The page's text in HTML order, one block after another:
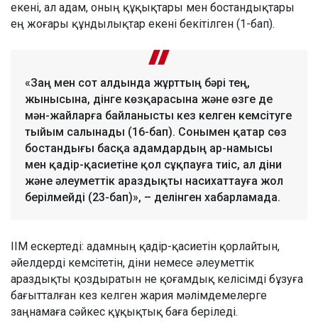
екені, ал адам, оның құқықтары мен бостандықтары
ең жоғары құндылықтар екені бекітілген (1-бап).
«Заң мен сот алдында жұрттың бәрі тең,
жынысына, дінге көзқарасына және өзге де
мән-жайларға байланысты кез келген кемсітуге
тыйым салынады (16-бап). Сонымен қатар сөз
бостандығы басқа адамдардың ар-намысы
мен қадір-қасиетіне қол сұқпауға тиіс, ал діни
және әлеуметтік араздықты насихаттауға жол
берілмейді (23-бап)», – делінген хабарламада.
ІІМ ескертеді: адамның қадір-қасиетін қорлайтын,
әйелдерді кемсітетін, діни немесе әлеуметтік
араздықты қоздыратын не қоғамдық келісімді бұзуға
бағытталған кез келген жария мәлімдемелерге
заңнамаға сәйкес құқықтық баға беріледі.